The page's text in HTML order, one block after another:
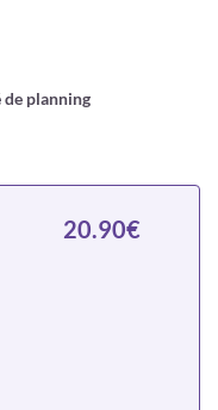
de planning
20.90€